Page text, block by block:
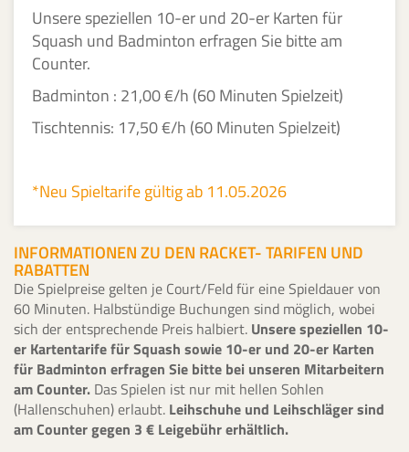
Unsere speziellen 10-er und 20-er Karten für
Squash und Badminton erfragen Sie bitte am
Counter.
Badminton : 21,00 €/h (60 Minuten Spielzeit)
Tischtennis: 17,50 €/h (60 Minuten Spielzeit)
*Neu Spieltarife gültig ab 11.05.2026
INFORMATIONEN ZU DEN RACKET- TARIFEN UND
RABATTEN
Die Spielpreise gelten je Court/Feld für eine Spieldauer von
60 Minuten. Halbstündige Buchungen sind möglich, wobei
sich der entsprechende Preis halbiert. Unsere speziellen 10-
er Kartentarife für Squash sowie 10-er und 20-er Karten
für Badminton erfragen Sie bitte bei unseren Mitarbeitern
am Counter. Das Spielen ist nur mit hellen Sohlen
(Hallenschuhen) erlaubt. Leihschuhe und Leihschläger sind
am Counter gegen 3 € Leigebühr erhältlich.